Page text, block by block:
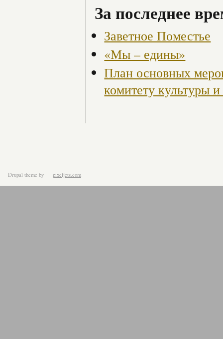
За последнее
Заветное Поместье
«Мы – едины»
План основных
комитету культуры
Drupal theme by pixeljets.com